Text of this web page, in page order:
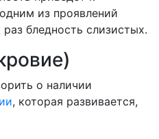
из проявлений
бледность слизистых.
о наличии
, которая развивается,